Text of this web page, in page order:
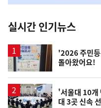
뉴
스
실시간 인기뉴스
'2026 주민
돌아왔어요!
'서울대 10
대 3곳 신속